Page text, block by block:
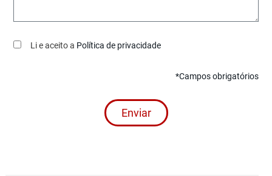
Li e aceito a Política de privacidade
*Campos obrigatórios
Enviar